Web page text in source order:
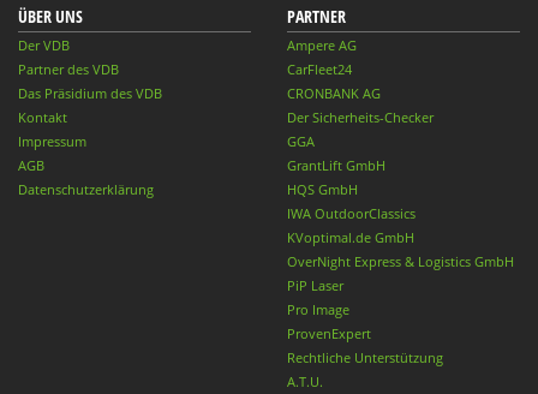
ÜBER UNS
Der VDB
Partner des VDB
Das Präsidium des VDB
Kontakt
Impressum
AGB
Datenschutzerklärung
PARTNER
Ampere AG
CarFleet24
CRONBANK AG
Der Sicherheits-Checker
GGA
GrantLift GmbH
HQS GmbH
IWA OutdoorClassics
KVoptimal.de GmbH
OverNight Express & Logistics GmbH
PiP Laser
Pro Image
ProvenExpert
Rechtliche Unterstützung
A.T.U.